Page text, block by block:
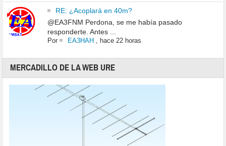
RE: ¿Acoplará en 40m?
@EA3FNM Perdona, se me había pasado
responderte. Antes ...
Por EA3HAH , hace 22 horas
MERCADILLO DE LA WEB URE